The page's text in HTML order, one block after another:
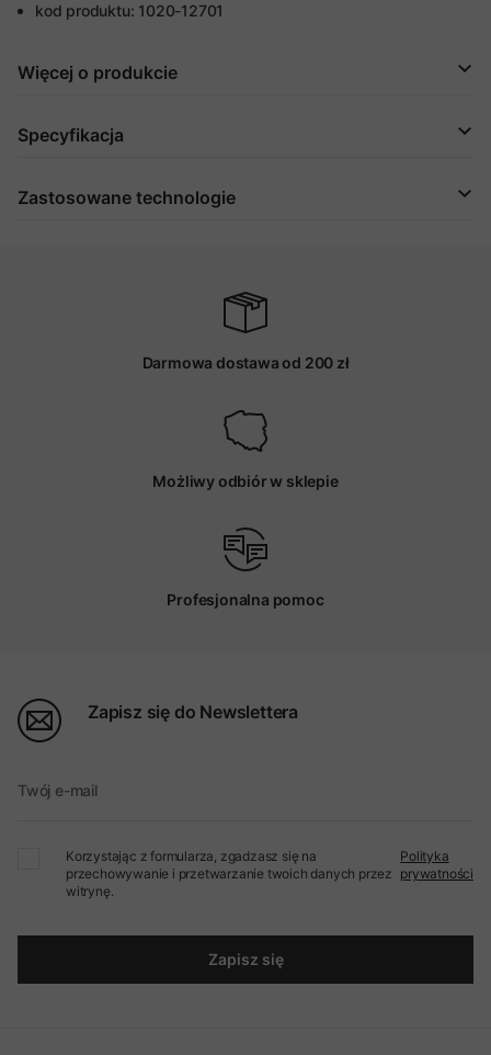
kod produktu: 1020-12701
Więcej o produkcie
Specyfikacja
Zastosowane technologie
Darmowa dostawa od 200 zł
Możliwy odbiór w sklepie
Profesjonalna pomoc
Zapisz się do Newslettera
Twój e-mail
Korzystając z formularza, zgadzasz się na
przechowywanie i przetwarzanie twoich danych przez
witrynę.
Polityka
prywatności
Zapisz się